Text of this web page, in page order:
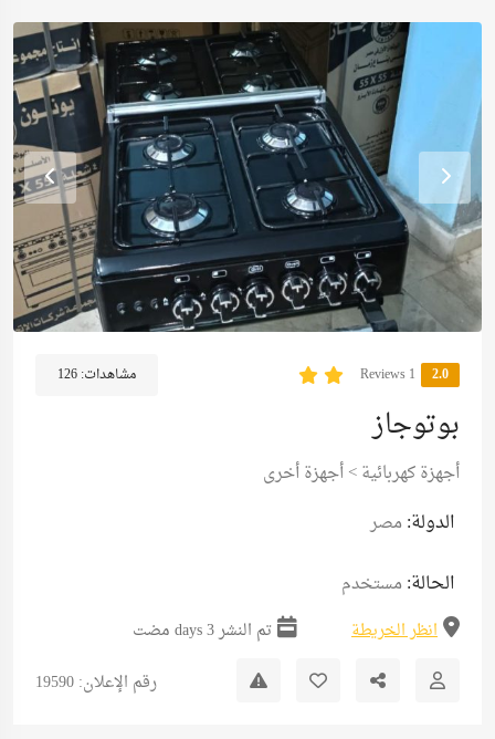
2.0
1 Reviews مشاهدات:126
بوتوجاز
أجهزة كهربائية>أجهزة أخرى
الدولة: مصر
الحالة: مستخدم
انظر الخريطة
تم النشر 3 days مضت
رقم الإعلان: 19590